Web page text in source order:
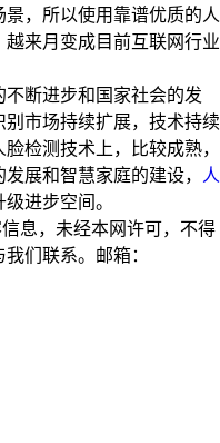
，所以使用靠谱优质的人
来月变成目前互联网行业
断进步和国家社会的发
市场持续扩展，技术持续
检测技术上，比较成熟，
展和智慧家庭的建设， 人
进步空间。
息，未经本网许可，不得
们联系。邮箱：